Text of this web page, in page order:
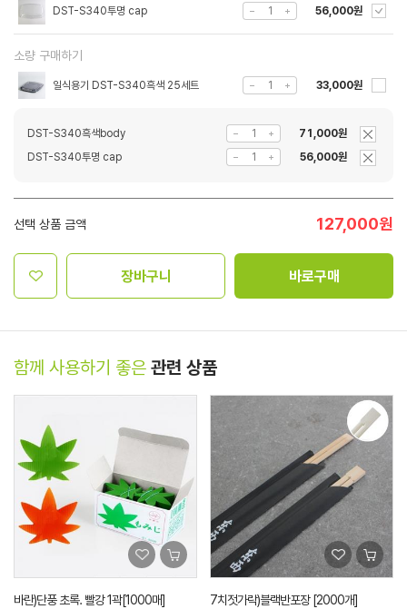
DST-S340투명 cap 56,000원
소량 구매하기
일식용기 DST-S340흑색 25세트 33,000원
DST-S340흑색body
71,000원
DST-S340투명 cap
56,000원
선택 상품 금액 127,000원
장바구니 바로구매
함께 사용하기 좋은 관련 상품
바란)단풍 초록. 빨강 1곽[1000매] 7치젓가락)블랙반포장 [2000개]